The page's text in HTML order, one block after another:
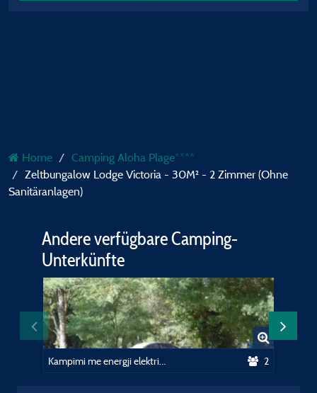
Home
Camping Aloha Plage****
Zeltbungalow Lodge Victoria - 30M² - 2 Zimmer (Ohne
Sanitäranlagen)
Andere verfügbare Camping-
Unterkünfte
2